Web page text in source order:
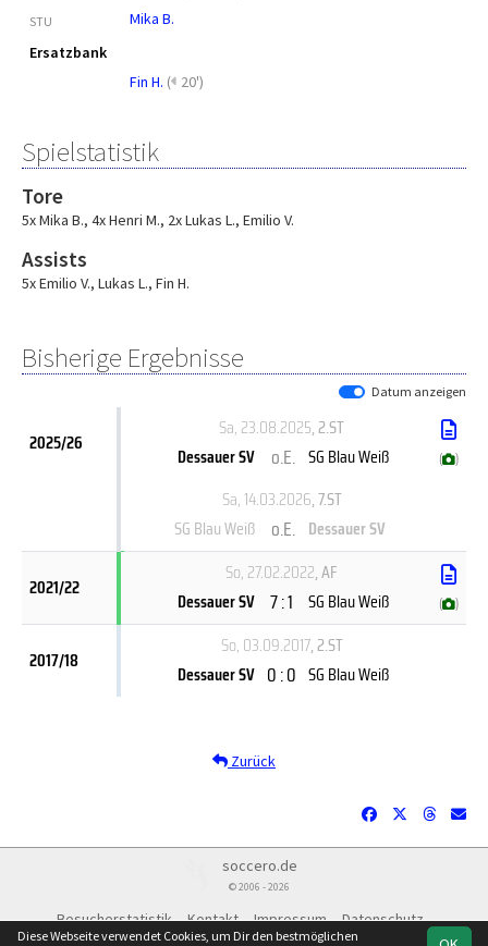
STU
Mika B.
Ersatzbank
Fin H. ( 20')
Spielstatistik
Tore
5x Mika B., 4x Henri M., 2x Lukas L., Emilio V.
Assists
5x Emilio V., Lukas L., Fin H.
Bisherige Ergebnisse
Datum anzeigen
2025/26
Sa, 23.08.2025, 2.ST
Dessauer SV
o.E. SG Blau Weiß ( )
Sa, 14.03.2026, 7.ST
SG Blau Weiß
o.E. Dessauer SV
2021/22
So, 27.02.2022, AF
Dessauer SV 7 : 1 SG Blau Weiß ( )
2017/18
So, 03.09.2017, 2.ST
Dessauer SV 0 : 0 SG Blau Weiß
Zurück
soccero.de
© 2006 - 2026
Besucherstatistik Kontakt Impressum
Datenschutz
Diese Webseite verwendet Cookies, um Dir den bestmöglichen